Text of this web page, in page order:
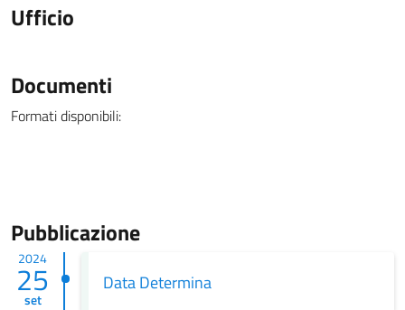
Ufficio
Documenti
Formati disponibili:
Pubblicazione
2024
25
set
Data Determina